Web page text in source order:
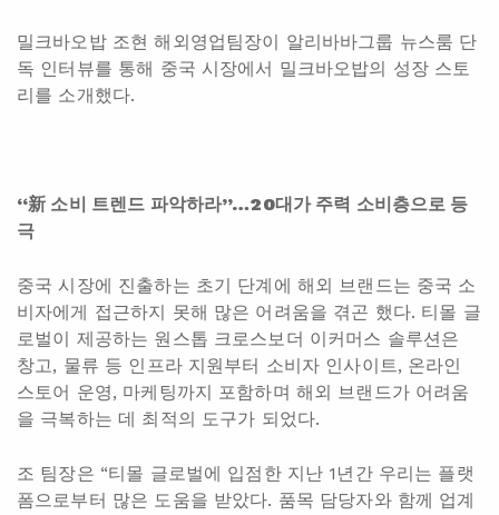
밀크바오밥 조현 해외영업팀장이 알리바바그룹 뉴스룸 단
독 인터뷰를 통해 중국 시장에서 밀크바오밥의 성장 스토
리를 소개했다.
“新 소비 트렌드 파악하라”…20대가 주력 소비층으로 등
극
중국 시장에 진출하는 초기 단계에 해외 브랜드는 중국 소
비자에게 접근하지 못해 많은 어려움을 겪곤 했다. 티몰 글
로벌이 제공하는 원스톱 크로스보더 이커머스 솔루션은
창고, 물류 등 인프라 지원부터 소비자 인사이트, 온라인
스토어 운영, 마케팅까지 포함하며 해외 브랜드가 어려움
을 극복하는 데 최적의 도구가 되었다.
조 팀장은 “티몰 글로벌에 입점한 지난 1년간 우리는 플랫
폼으로부터 많은 도움을 받았다. 품목 담당자와 함께 업계